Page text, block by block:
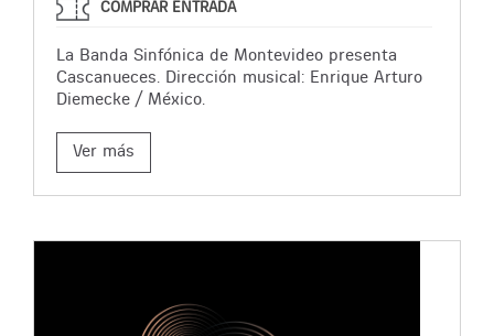
COMPRAR ENTRADA
La Banda Sinfónica de Montevideo presenta
Cascanueces. Dirección musical: Enrique Arturo
Diemecke / México.
Ver más